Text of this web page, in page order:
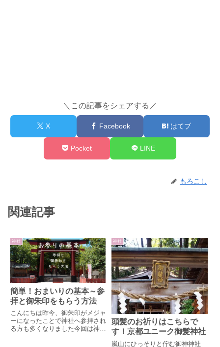
＼この記事をシェアする／
X Facebook はてブ
Pocket LINE
もろこし
関連記事
神社
簡単！おまいりの基本～参
拝と御朱印をもらう方法
こんにちは昨今、御朱印がメジャ
ーになったことで神社へ参拝され
る方も多くなりました今回は神社
神社
頭髪のお祈りはこちらで
す！京都ユニーク御髪神社
嵐山にひっそりと佇む御神神社